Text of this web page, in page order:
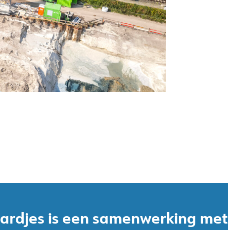
is een samenwerking met